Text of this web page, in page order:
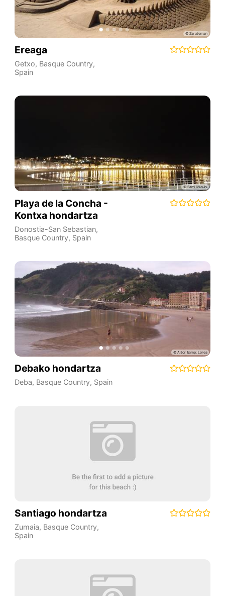
Ereaga
Getxo, Basque Country,
Spain
Playa de la Concha -
Kontxa hondartza
Donostia-San Sebastian,
Basque Country, Spain
Debako hondartza
Deba, Basque Country, Spain
Santiago hondartza
Zumaia, Basque Country,
Spain